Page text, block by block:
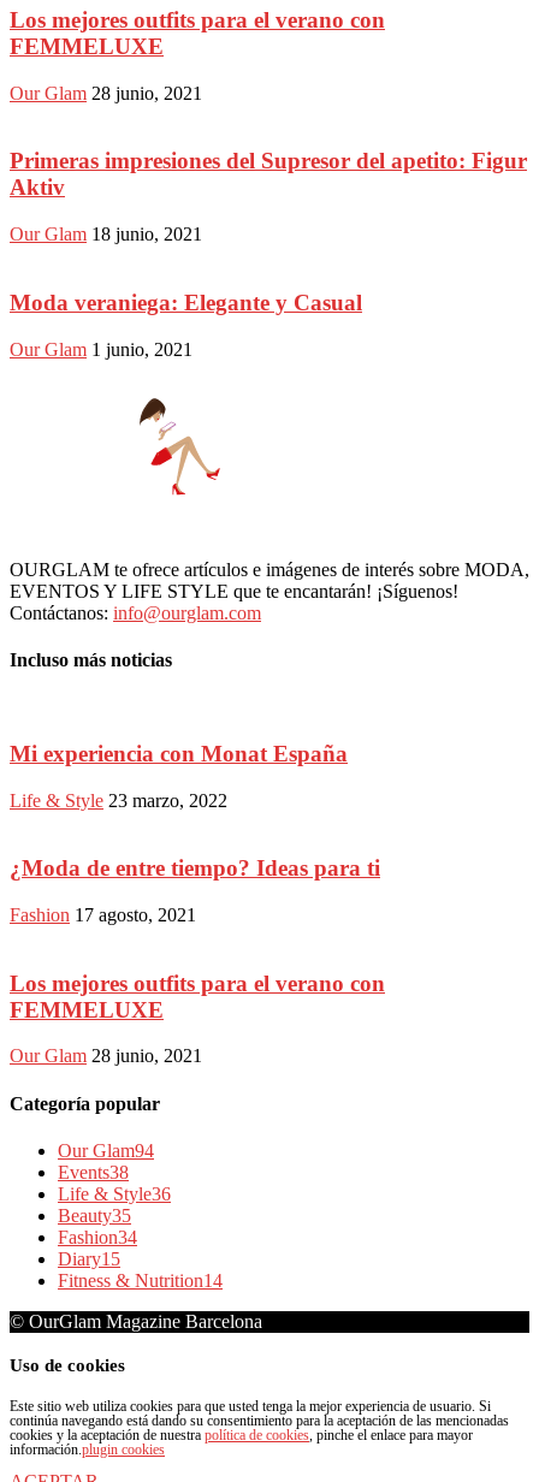
Los mejores outfits para el verano con
FEMMELUXE
Our Glam 28 junio, 2021
Primeras impresiones del Supresor del apetito: Figur
Aktiv
Our Glam 18 junio, 2021
Moda veraniega: Elegante y Casual
Our Glam 1 junio, 2021
OURGLAM te ofrece artículos e imágenes de interés sobre MODA,
EVENTOS Y LIFE STYLE que te encantarán! ¡Síguenos!
Contáctanos: info@ourglam.com
Incluso más noticias
Mi experiencia con Monat España
Life & Style 23 marzo, 2022
¿Moda de entre tiempo? Ideas para ti
Fashion 17 agosto, 2021
Los mejores outfits para el verano con
FEMMELUXE
Our Glam 28 junio, 2021
Categoría popular
Our Glam94
Events38
Life & Style36
Beauty35
Fashion34
Diary15
Fitness & Nutrition14
© OurGlam Magazine Barcelona
Uso de cookies
Este sitio web utiliza cookies para que usted tenga la mejor experiencia de usuario. Si
continúa navegando está dando su consentimiento para la aceptación de las mencionadas
cookies y la aceptación de nuestra política de cookies, pinche el enlace para mayor
información.plugin cookies